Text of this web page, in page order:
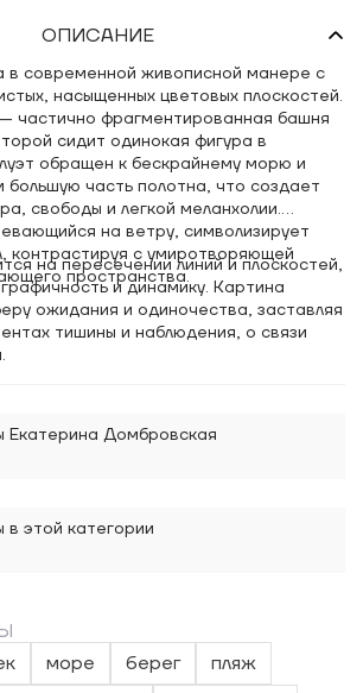
Екатерина Домбровская
этой категории
ОПИСАНИЕ
в современной живописной манере с
насыщенных цветовых плоскостей.
частично фрагментированная башня
сидит одинокая фигура в
обращен к бескрайнему морю и
часть полотна, что создает
свободы и легкой меланхолии.
на ветру, символизирует
контрастируя с умиротворяющей
пространства.
на пересечении линий и плоскостей,
и динамику. Картина
ожидания и одиночества, заставляя
тишины и наблюдения, о связи
море берег
пляж